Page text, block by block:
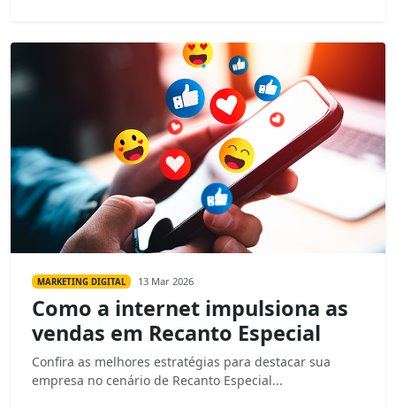
MARKETING DIGITAL 13 Mar 2026
Como a internet impulsiona as
vendas em Recanto Especial
Confira as melhores estratégias para destacar sua
empresa no cenário de Recanto Especial...